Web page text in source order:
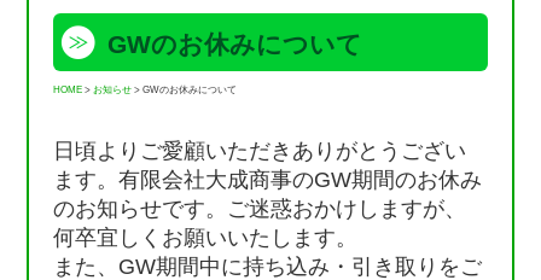
GWのお休みについて
HOME > お知らせ >GWのお休みについて
日頃よりご愛顧いただきありがとうござい
ます。有限会社大成商事のGW期間のお休み
のお知らせです。ご迷惑おかけしますが、
何卒宜しくお願いいたします。
また、GW期間中に持ち込み・引き取りをご